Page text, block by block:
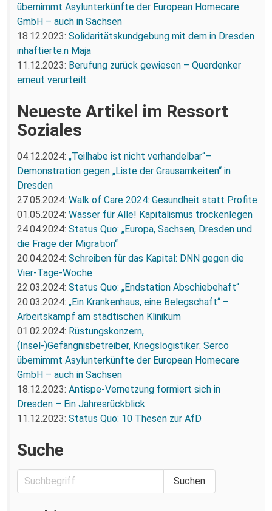
übernimmt Asylunterkünfte der European Homecare
GmbH – auch in Sachsen
18.12.2023: Solidaritätskundgebung mit dem in Dresden
inhaftierte:n Maja
11.12.2023: Berufung zurück gewiesen – Querdenker
erneut verurteilt
Neueste Artikel im Ressort
Soziales
04.12.2024: „Teilhabe ist nicht verhandelbar“–
Demonstration gegen „Liste der Grausamkeiten“ in
Dresden
27.05.2024: Walk of Care 2024: Gesundheit statt Profite
01.05.2024: Wasser für Alle! Kapitalismus trockenlegen
24.04.2024: Status Quo: „Europa, Sachsen, Dresden und
die Frage der Migration“
20.04.2024: Schreiben für das Kapital: DNN gegen die
Vier-Tage-Woche
22.03.2024: Status Quo: „Endstation Abschiebehaft“
20.03.2024: „Ein Krankenhaus, eine Belegschaft“ –
Arbeitskampf am städtischen Klinikum
01.02.2024: Rüstungskonzern,
(Insel-)Gefängnisbetreiber, Kriegslogistiker: Serco
übernimmt Asylunterkünfte der European Homecare
GmbH – auch in Sachsen
18.12.2023: Antispe-Vernetzung formiert sich in
Dresden – Ein Jahresrückblick
11.12.2023: Status Quo: 10 Thesen zur AfD
Suche